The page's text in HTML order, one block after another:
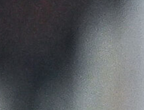
7 Agosto 2026
talenti italiani
7 Agosto 2026